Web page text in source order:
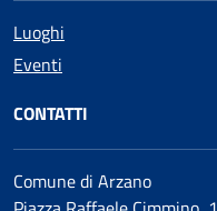
Luoghi
Eventi
CONTATTI
Comune di Arzano